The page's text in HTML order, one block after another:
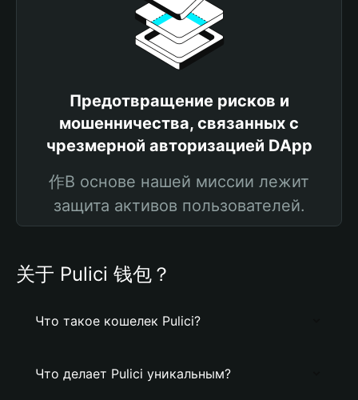
Предотвращение рисков и
мошенничества, связанных с
чрезмерной авторизацией DApp
作В основе нашей миссии лежит
защита активов пользователей.
关于 Pulici 钱包？
Что такое кошелек Pulici?
Что делает Pulici уникальным?